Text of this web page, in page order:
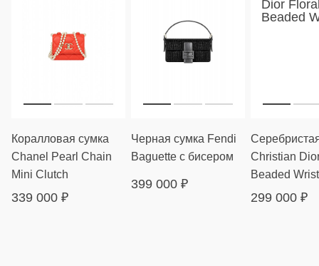
Коралловая сумка
Chanel Pearl Chain
Mini Clutch
339 000 ₽
Черная сумка Fendi
Baguette с бисером
399 000 ₽
Christian
Beaded
299 000 ₽